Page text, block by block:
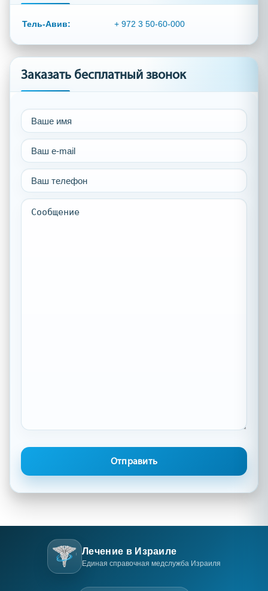
Тель-Авив: + 972 3 50-60-000
Заказать бесплатный звонок
Лечение в Израиле
Единая справочная медслужба Израиля